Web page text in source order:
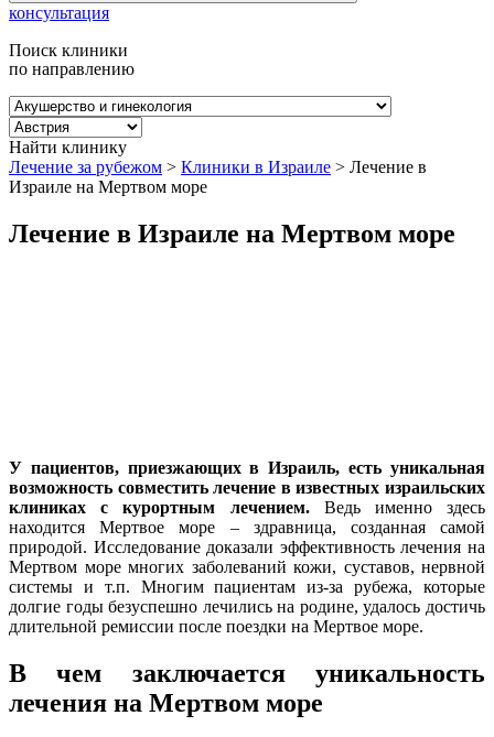
консультация
Поиск клиники
по направлению
Найти клинику
Лечение за рубежом > Клиники в Израиле > Лечение в
Израиле на Мертвом море
Лечение в Израиле на Мертвом море
У пациентов, приезжающих в Израиль, есть уникальная
возможность совместить лечение в известных израильских
клиниках с курортным лечением.Ведь именно здесь
находится Мертвое море – здравница, созданная самой
природой. Исследование доказали эффективность лечения на
Мертвом море многих заболеваний кожи, суставов, нервной
системы и т.п. Многим пациентам из-за рубежа, которые
долгие годы безуспешно лечились на родине, удалось достичь
длительной ремиссии после поездки на Мертвое море.
В чем заключается уникальность
лечения на Мертвом море